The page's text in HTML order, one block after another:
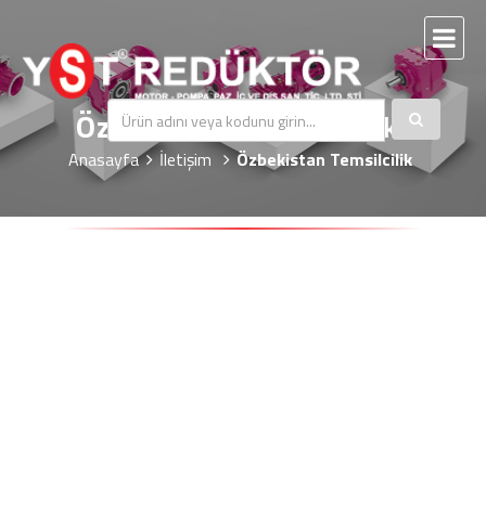
Özbekistan Temsilcilik
Anasayfa İletişim Özbekistan Temsilcilik